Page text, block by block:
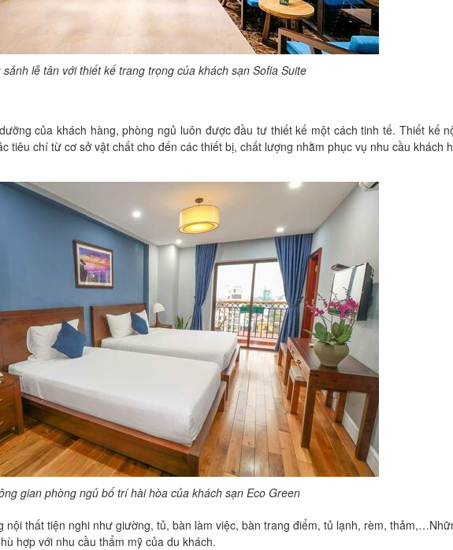
sảnh lễ tân với thiết kế trang trọng của khách sạn Sofia Suite
của khách hàng, phòng ngủ luôn được đầu tư thiết kế một cách tinh tế. Thiết kế
tiêu chí từ cơ sở vật chất cho đến các thiết bị, chất lượng nhằm phục vụ nhu cầu khách
gian phòng ngủ bố trí hài hòa của khách sạn Eco Green
nội thất tiện nghi như giường, tủ, bàn làm việc, bàn trang điểm, tủ lạnh, rèm,
hợp với nhu cầu thẩm mỹ của du khách.